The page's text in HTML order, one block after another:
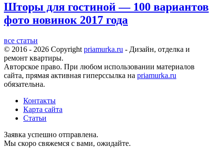
Шторы для гостиной — 100 вариантов
фото новинок 2017 года
все статьи
© 2016 - 2026 Copyright priamurka.ru - Дизайн, отделка и
ремонт квартиры.
Авторское право. При любом использовании материалов
сайта, прямая активная гиперссылка на priamurka.ru
обязательна.
Контакты
Карта сайта
Статьи
Заявка успешно отправлена.
Мы скоро свяжемся с вами, ожидайте.